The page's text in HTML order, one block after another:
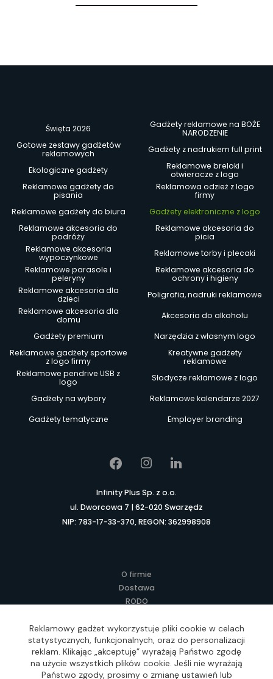
Święta 2026
Gadżety reklamowe na BOŻE
NARODZENIE
Gotowe zestawy gadżetów
reklamowych
Gadżety z nadrukiem full print
Ekologiczne gadżety
Reklamowe breloki i
otwieracze z logo
Reklamowe gadżety do
pisania
Reklamowa odzież z logo
firmy
Reklamowe gadżety do biura
Gadżety elektroniczne z logo
Reklamowe akcesoria do
podróży
Reklamowe akcesoria do
picia
Reklamowe akcesoria
wypoczynkowe
Reklamowe torby i plecaki
Reklamowe parasole i
peleryny
Reklamowe akcesoria do
ochrony i higieny
Reklamowe akcesoria dla
dzieci
Poligrafia, nadruki reklamowe
Reklamowe akcesoria dla
domu
Akcesoria do alkoholu
Gadżety premium
Narzędzia z własnym logo
Reklamowe gadżety sportowe
z logo firmy
Kreatywne gadżety
reklamowe
Reklamowe pendrive USB z
logo
Słodycze reklamowe z logo
Gadżety na wybory
Reklamowe kalendarze 2027
Gadżety tematyczne
Employer branding
Infinity Plus Sp. z o.o.
ul. Dworcowa 7 | 62-020 Swarzędz
NIP: 783-17-33-370, REGON: 362998908
O firmie
Dostawa
RODO
Regulamin
Lokalne Gadżety Reklamowe
Jak zamawiać?
Słownik pojęć
Reklamowy gadżet wykorzystuje pliki cookie w celach
statystycznych, funkcjonalnych, oraz do personalizacji
reklam. Klikając „akceptuję” wyrażają Państwo zgodę
na użycie wszystkich plików cookie. Jeśli nie wyrażają
Państwo zgody, prosimy o zmianę ustawień lub